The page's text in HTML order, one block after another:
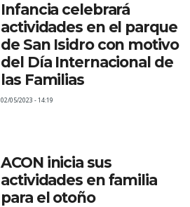
Infancia celebrará
actividades en el parque
de San Isidro con motivo
del Día Internacional de
las Familias
02/05/2023 - 14:19
ACON inicia sus
actividades en familia
para el otoño